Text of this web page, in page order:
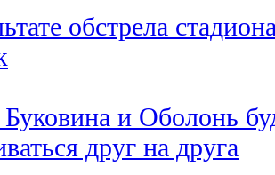
обстрела
и Оболонь
друг на друга